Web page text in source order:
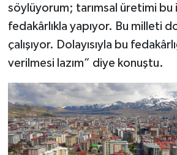
söylüyorum; tarımsal üretimi bu
fedakârlıkla yapıyor. Bu milleti
çalışıyor. Dolayısıyla bu
verilmesi lazım” diye konuştu.